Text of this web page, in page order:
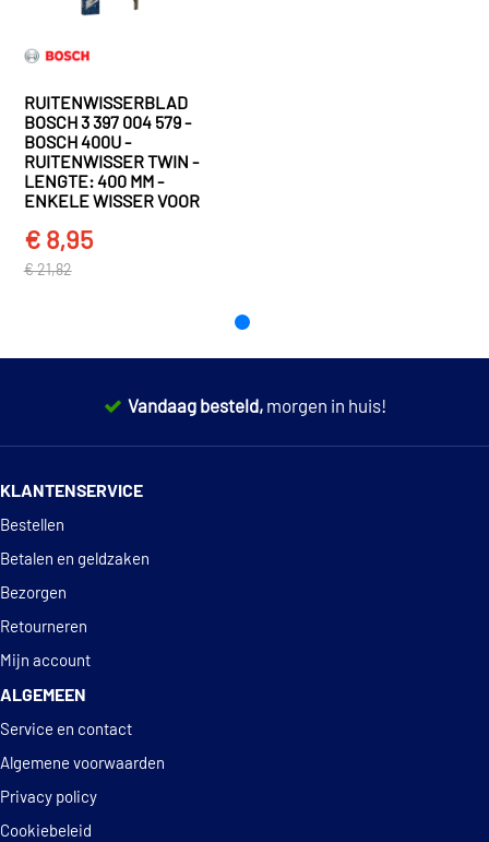
Valeo Compact 574110
Valeo Compact 574147
Valeo 574110
Alfa Romeo
33
Alfa Romeo
RUITENWISSERBLAD
BOSCH 3 397 004 579 -
BOSCH 400U -
RUITENWISSER TWIN -
LENGTE: 400 MM -
ENKELE WISSER VOOR
€ 8,95
€ 21,82
Vandaag besteld, morgen in huis!
KLANTENSERVICE
Bestellen
Betalen en geldzaken
Bezorgen
Retourneren
Mijn account
ALGEMEEN
Service en contact
Algemene voorwaarden
Privacy policy
Cookiebeleid